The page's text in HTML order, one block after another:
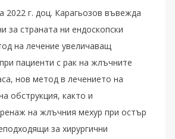
2022 г. доц. Карагьозов въвежда
за страната ни ендоскопски
на лечение увеличаващ
пациенти с рак на жлъчните
нов метод в лечението на
обструкция, както и
на жлъчния мехур при остър
за хирургични